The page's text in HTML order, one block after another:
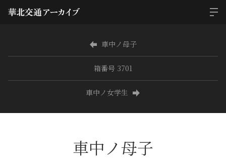
車中ノ母子
箱番号 3701
車中ノ女学生
車中ノ母子